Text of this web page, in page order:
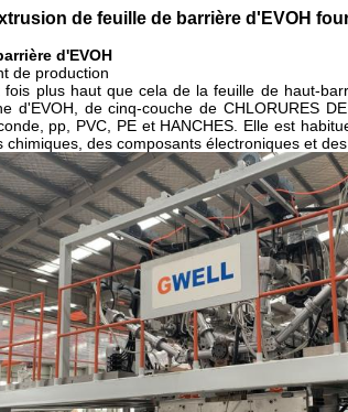
de feuille de barrière d'EVOH
d'EVOH
de production
plus haut que cela de la feuille de haut-
de cinq-couche de CHLORURES
pp, PVC, PE et HANCHES. Elle est
des composants électroniques et des